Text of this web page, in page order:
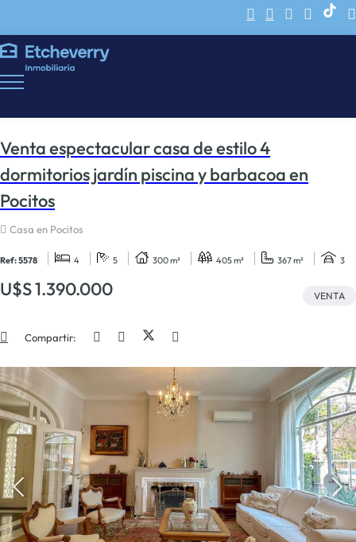
Venta espectacular casa de estilo 4
dormitorios jardín piscina y barbacoa en
Pocitos
Casa en Pocitos
Ref: 5578 4 5 300 m² 405 m² 367 m² 3
U$S 1.390.000 VENTA
Compartir: